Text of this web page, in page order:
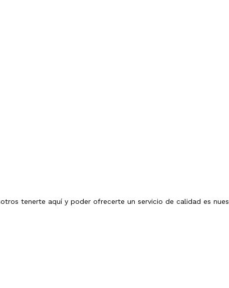
tenerte aquí y poder ofrecerte un servicio de calidad es